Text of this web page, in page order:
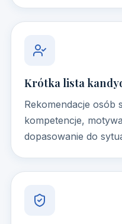
Krótka lista
Rekomendacje osób
kompetencje,
dopasowanie do